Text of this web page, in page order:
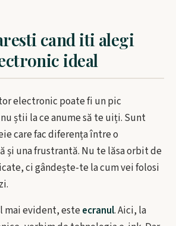
cand iti alegi
ideal
electronic poate fi un pic
știi la ce anume să te uiți. Sunt
care fac diferența între o
și una frustrantă. Nu te lăsa orbit de
ci gândește-te la cum vei folosi
mai evident, esteecranul. Aici, la